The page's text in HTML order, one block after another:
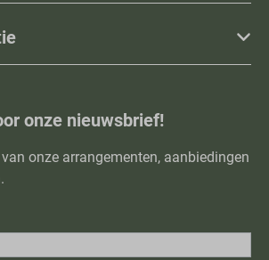
onze nieuwsbrief!
onze arrangementen, aanbiedingen